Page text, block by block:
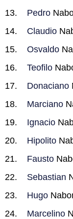
Pedro
Claudio
Osvaldo
Teofilo
Donaciano
Marciano
Ignacio
Hipolito
Fausto
Sebastian
Hugo
Marcelino